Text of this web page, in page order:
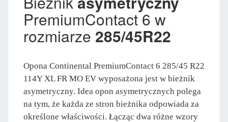
PremiumContact 6 w
rozmiarze 285/45R22
Opona Continental PremiumContact 6 285/45 R22
114Y XL FR MO EV wyposażona jest w bieżnik
asymetryczny. Idea opon asymetrycznych polega
na tym, że każda ze stron bieżnika odpowiada za
określone właściwości. Łącząc dwa różne wzory